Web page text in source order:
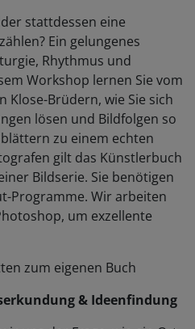
stattdessen eine
Ein gelungenes
Rhythmus und
Workshop lernen Sie vom
Klose-Brüdern, wie Sie sich
lösen und Bildfolgen so
zu einem echten
gilt das Künstlerbuch
Bildserie. Sie benötigen
Programme. Wir arbeiten
um exzellente
zum eigenen Buch
& Ideenfindung